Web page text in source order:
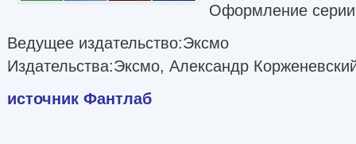
Оформление
Ведущее издательство:Эксмо
Издательства:Эксмо, Александр
источник Фантлаб